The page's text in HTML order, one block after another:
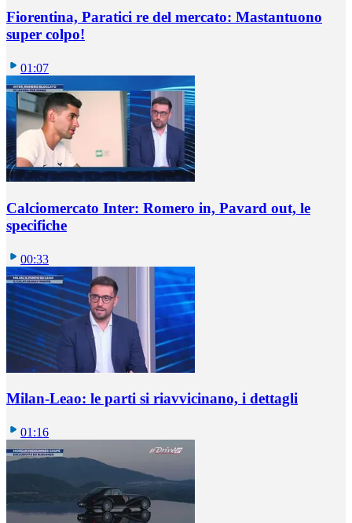
Fiorentina, Paratici re del mercato: Mastantuono
super colpo!
01:07
Calciomercato Inter: Romero in, Pavard out, le
specifiche
00:33
Milan-Leao: le parti si riavvicinano, i dettagli
01:16